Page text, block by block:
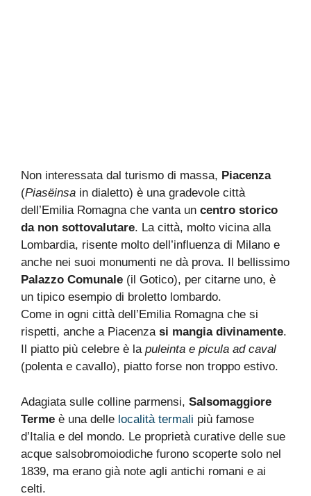
Non interessata dal turismo di massa, Piacenza
(Piasëinsa in dialetto) è una gradevole città
dell’Emilia Romagna che vanta un centro storico
da non sottovalutare. La città, molto vicina alla
Lombardia, risente molto dell’influenza di Milano e
anche nei suoi monumenti ne dà prova. Il bellissimo
Palazzo Comunale (il Gotico), per citarne uno, è
un tipico esempio di broletto lombardo.
Come in ogni città dell’Emilia Romagna che si
rispetti, anche a Piacenza si mangia divinamente.
Il piatto più celebre è la puleinta e picula ad caval
(polenta e cavallo), piatto forse non troppo estivo.
Adagiata sulle colline parmensi, Salsomaggiore
Terme è una delle località termali più famose
d’Italia e del mondo. Le proprietà curative delle sue
acque salsobromoiodiche furono scoperte solo nel
1839, ma erano già note agli antichi romani e ai
celti.